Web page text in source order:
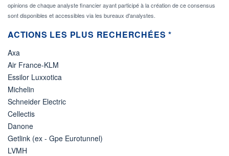
opinions de chaque analyste financier ayant participé à la création de ce consensus
sont disponibles et accessibles via les bureaux d'analystes.
ACTIONS LES PLUS RECHERCHÉES *
Axa
Air France-KLM
Essilor Luxxotica
Michelin
Schneider Electric
Cellectis
Danone
Getlink (ex - Gpe Eurotunnel)
LVMH